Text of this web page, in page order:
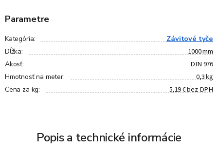
Parametre
Kategória: Závitové tyče
Dĺžka: 1000 mm
Akosť: DIN 976
Hmotnosť na meter: 0,3 kg
Cena za kg: 5,19 € bez DPH
Popis a technické informácie